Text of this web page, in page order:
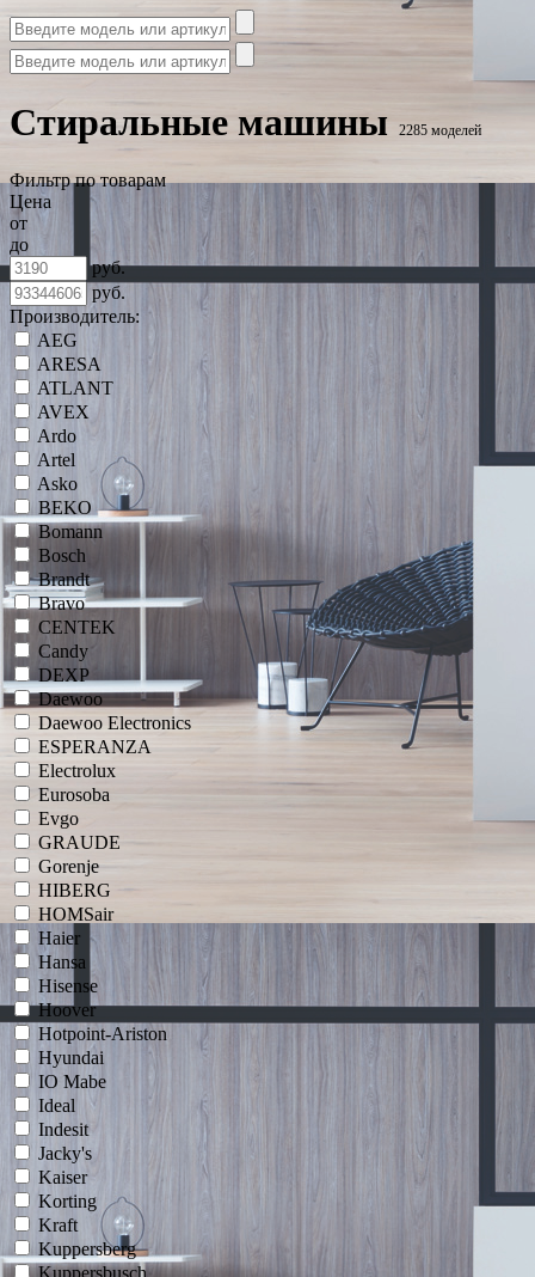
Стиральные машины 2285 моделей
Фильтр по товарам
Цена
от
до
руб.
руб.
Производитель:
AEG
ARESA
ATLANT
AVEX
Ardo
Artel
Asko
BEKO
Bomann
Bosch
Brandt
Bravo
CENTEK
Candy
DEXP
Daewoo
Daewoo Electronics
ESPERANZA
Electrolux
Eurosoba
Evgo
GRAUDE
Gorenje
HIBERG
HOMSair
Haier
Hansa
Hisense
Hoover
Hotpoint-Ariston
Hyundai
IO Mabe
Ideal
Indesit
Jacky's
Kaiser
Korting
Kraft
Kuppersberg